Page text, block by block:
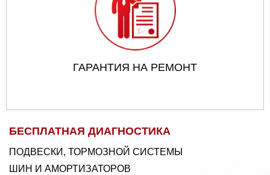
ГАРАНТИЯ НА РЕМОНТ
БЕСПЛАТНАЯ ДИАГНОСТИКА
ПОДВЕСКИ, ТОРМОЗНОЙ СИСТЕМЫ
ШИН И АМОРТИЗАТОРОВ